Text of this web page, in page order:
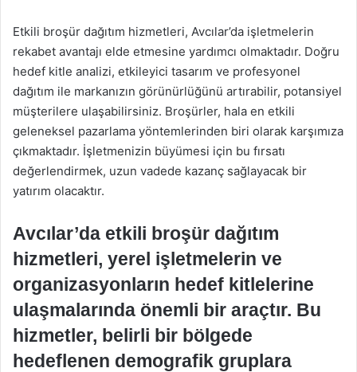
Etkili broşür dağıtım hizmetleri, Avcılar’da işletmelerin
rekabet avantajı elde etmesine yardımcı olmaktadır. Doğru
hedef kitle analizi, etkileyici tasarım ve profesyonel
dağıtım ile markanızın görünürlüğünü artırabilir, potansiyel
müşterilere ulaşabilirsiniz. Broşürler, hala en etkili
geleneksel pazarlama yöntemlerinden biri olarak karşımıza
çıkmaktadır. İşletmenizin büyümesi için bu fırsatı
değerlendirmek, uzun vadede kazanç sağlayacak bir
yatırım olacaktır.
Avcılar’da etkili broşür dağıtım
hizmetleri, yerel işletmelerin ve
organizasyonların hedef kitlelerine
ulaşmalarında önemli bir araçtır. Bu
hizmetler, belirli bir bölgede
hedeflenen demografik gruplara